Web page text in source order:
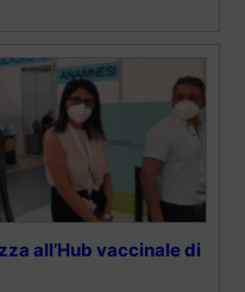
all’Hub vaccinale di